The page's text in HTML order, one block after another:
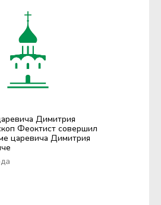
Димитрия
Феоктист совершил
царевича Димитрия